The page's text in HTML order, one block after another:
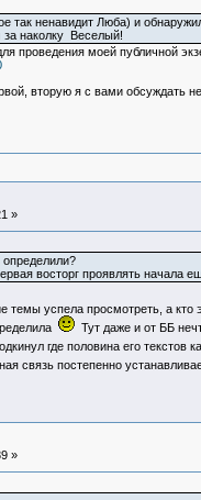
так ненавидит Люба) и
за наколку Веселый!
проведения моей публичной
вторую я с вами обсуждать
»
восторг проявлять
темы успела просмотреть, а кто
Тут даже и от ББ
где половина его
связь постепенно
»